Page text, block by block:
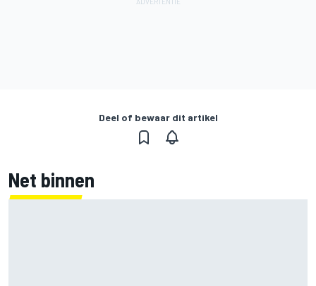
Deel of bewaar dit artikel
Net binnen